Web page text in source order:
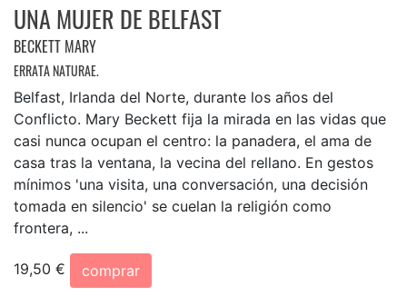
UNA MUJER DE BELFAST
BECKETT MARY
ERRATA NATURAE.
Belfast, Irlanda del Norte, durante los años del
Conflicto. Mary Beckett fija la mirada en las vidas que
casi nunca ocupan el centro: la panadera, el ama de
casa tras la ventana, la vecina del rellano. En gestos
mínimos 'una visita, una conversación, una decisión
tomada en silencio' se cuelan la religión como
frontera, ...
19,50 €
comprar